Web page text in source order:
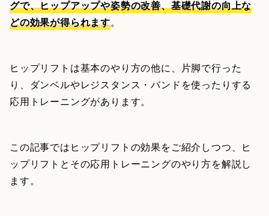
グで、ヒップアップや姿勢の改善、基礎代謝の向上な
どの効果が得られます。
ヒップリフトは基本のやり方の他に、片脚で行った
り、ダンベルやレジスタンス・バンドを使ったりする
応用トレーニングがあります。
この記事ではヒップリフトの効果をご紹介しつつ、ヒ
ップリフトとその応用トレーニングのやり方を解説し
ます。